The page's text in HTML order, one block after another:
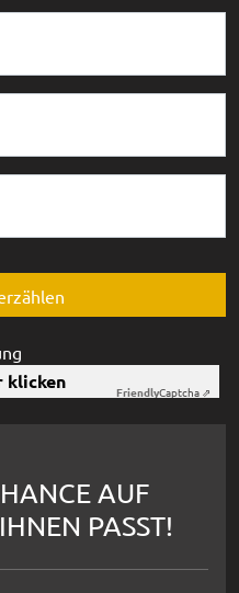
klicken FriendlyCaptcha ⇗
AUF
PASST!